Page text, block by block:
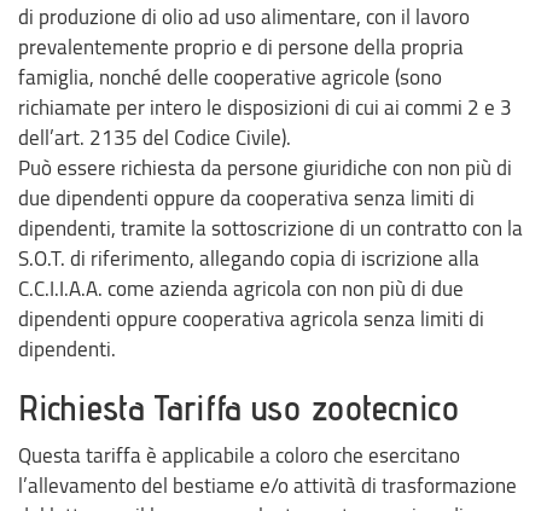
di produzione di olio ad uso alimentare, con il lavoro
prevalentemente proprio e di persone della propria
famiglia, nonché delle cooperative agricole (sono
richiamate per intero le disposizioni di cui ai commi 2 e 3
dell’art. 2135 del Codice Civile).
Può essere richiesta da persone giuridiche con non più di
due dipendenti oppure da cooperativa senza limiti di
dipendenti, tramite la sottoscrizione di un contratto con la
S.O.T. di riferimento, allegando copia di iscrizione alla
C.C.I.I.A.A. come azienda agricola con non più di due
dipendenti oppure cooperativa agricola senza limiti di
dipendenti.
Richiesta Tariffa uso zootecnico
Questa tariffa è applicabile a coloro che esercitano
l’allevamento del bestiame e/o attività di trasformazione